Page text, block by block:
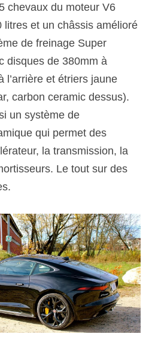
chevaux du moteur V6
litres et un châssis amélioré
de freinage Super
disques de 380mm à
l’arrière et étriers jaune
carbon ceramic dessus).
un système de
qui permet des
la transmission, la
Le tout sur des